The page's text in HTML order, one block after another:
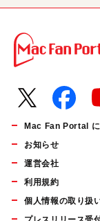
Mac Fan Portal に
お知らせ
運営会社
利用規約
個人情報の取り扱